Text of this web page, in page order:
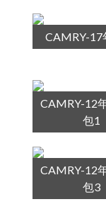
CAMRY-17
CAMRY-12
包1
CAMRY-12
包3